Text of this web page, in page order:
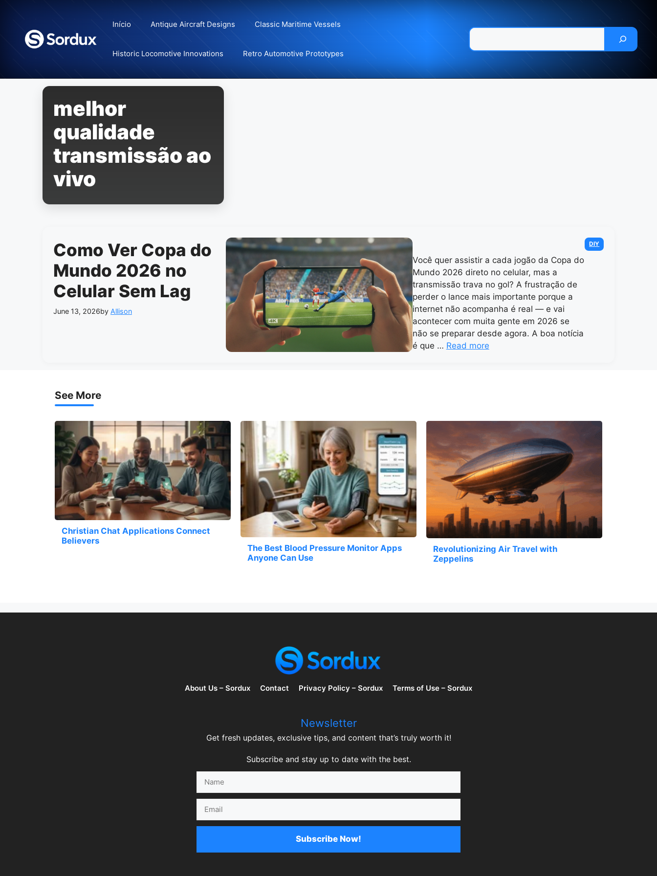
content
Início Antique Aircraft Designs Classic Maritime Vessels
Historic Locomotive Innovations Retro Automotive Prototypes
melhor
qualidade
transmissão ao
vivo
Como Ver Copa do
Mundo 2026 no
Celular Sem Lag
June 13, 2026by Allison
Você quer assistir a cada jogão da Copa do
Mundo 2026 direto no celular, mas a
transmissão trava no gol? A frustração de
perder o lance mais importante porque a
internet não acompanha é real — e vai
acontecer com muita gente em 2026 se
não se preparar desde agora. A boa notícia
é que … Read more
Categories
DIY
See More
Christian Chat Applications Connect
Believers
The Best Blood Pressure Monitor Apps
Anyone Can Use
Revolutionizing Air Travel with
Zeppelins
About Us – Sordux Contact Privacy Policy – Sordux Terms of Use – Sordux
Newsletter
Get fresh updates, exclusive tips, and content that’s truly worth it!
Subscribe and stay up to date with the best.
Subscribe Now!